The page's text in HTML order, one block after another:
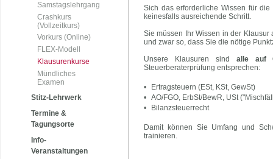
Samstagslehrgang
Crashkurs
(Vollzeitkurs)
Vorkurs (Online)
FLEX-Modell
Klausurenkurse
Mündliches
Examen
Stitz-Lehrwerk
Termine &
Tagungsorte
Info-
Veranstaltungen
Sich das erforderliche Wissen für
keinesfalls ausreichende Schritt.
Sie müssen Ihr Wissen in der
und zwar so, dass Sie die nötige
Unsere Klausuren sind alle auf
Steuerberaterprüfung entsprechen:
•
Ertragsteuern (ESt, KSt, GewSt)
• AO/FGO, ErbSt/BewR, USt
•
Bilanzsteuerrecht
Damit können Sie Umfang und
trainieren.